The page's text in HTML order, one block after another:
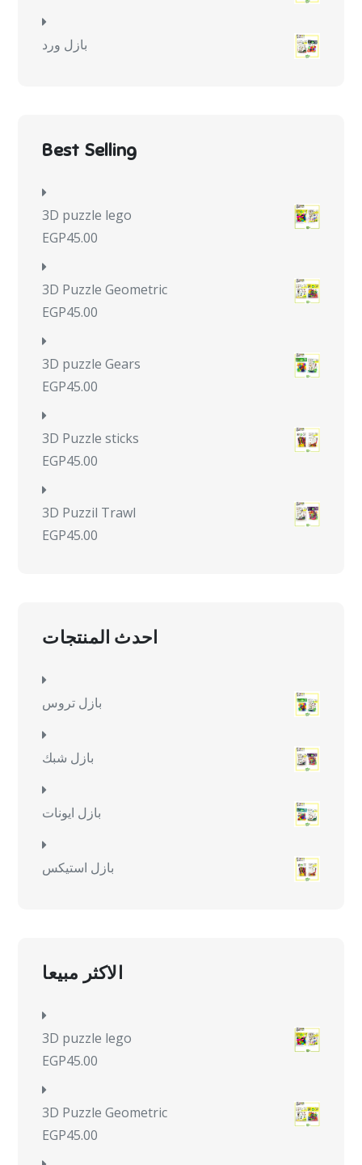
بازل ورد
Best Selling
3D puzzle lego
EGP45.00
3D Puzzle Geometric
EGP45.00
3D puzzle Gears
EGP45.00
3D Puzzle sticks
EGP45.00
3D Puzzil Trawl
EGP45.00
احدث المنتجات
بازل تروس
بازل شبك
بازل ايونات
بازل استيكس
الاكثر مبيعا
3D puzzle lego
EGP45.00
3D Puzzle Geometric
EGP45.00